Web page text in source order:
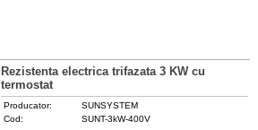
Rezistenta electrica trifazata 3 KW cu
termostat
Producator:
SUNSYSTEM
Cod:
SUNT-3kW-400V